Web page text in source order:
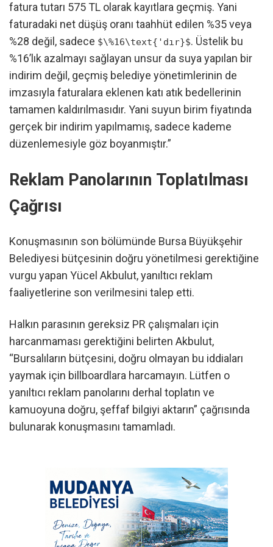
fatura tutarı 575 TL olarak kayıtlara geçmiş. Yani
faturadaki net düşüş oranı taahhüt edilen %35 veya
%28 değil, sadece $\%16\text{'dır}$. Üstelik bu
%16’lık azalmayı sağlayan unsur da suya yapılan bir
indirim değil, geçmiş belediye yönetimlerinin de
imzasıyla faturalara eklenen katı atık bedellerinin
tamamen kaldırılmasıdır. Yani suyun birim fiyatında
gerçek bir indirim yapılmamış, sadece kademe
düzenlemesiyle göz boyanmıştır.”
Reklam Panolarının Toplatılması
Çağrısı
Konuşmasının son bölümünde Bursa Büyükşehir
Belediyesi bütçesinin doğru yönetilmesi gerektiğine
vurgu yapan Yücel Akbulut, yanıltıcı reklam
faaliyetlerine son verilmesini talep etti.
Halkın parasının gereksiz PR çalışmaları için
harcanmaması gerektiğini belirten Akbulut,
“Bursalıların bütçesini, doğru olmayan bu iddiaları
yaymak için billboardlara harcamayın. Lütfen o
yanıltıcı reklam panolarını derhal toplatın ve
kamuoyuna doğru, şeffaf bilgiyi aktarın” çağrısında
bulunarak konuşmasını tamamladı.